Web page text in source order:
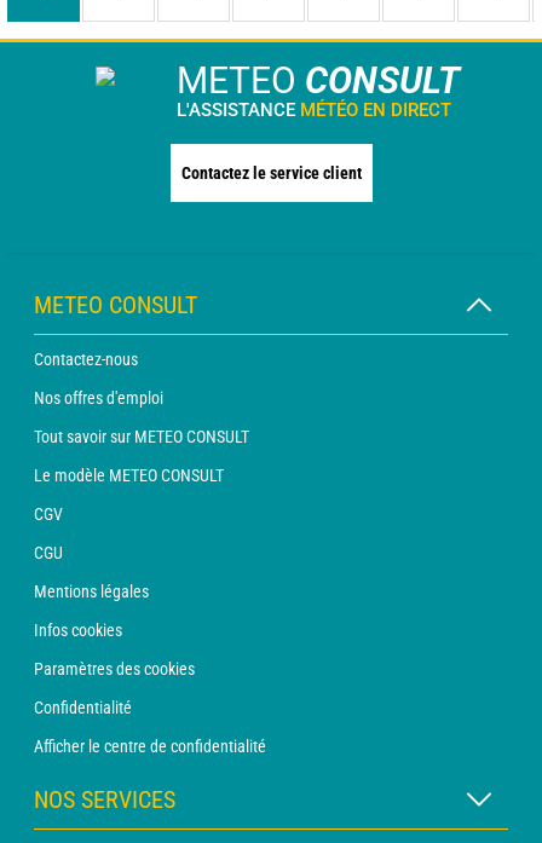
METEO CONSULT
L'ASSISTANCE MÉTÉO EN DIRECT
Contactez le service client
METEO CONSULT
Contactez-nous
Nos offres d'emploi
Tout savoir sur METEO CONSULT
Le modèle METEO CONSULT
CGV
CGU
Mentions légales
Infos cookies
Paramètres des cookies
Confidentialité
Afficher le centre de confidentialité
NOS SERVICES